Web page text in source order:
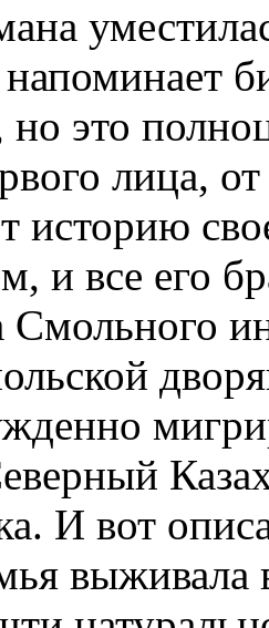
это
лица,
историю
и все его
И вот